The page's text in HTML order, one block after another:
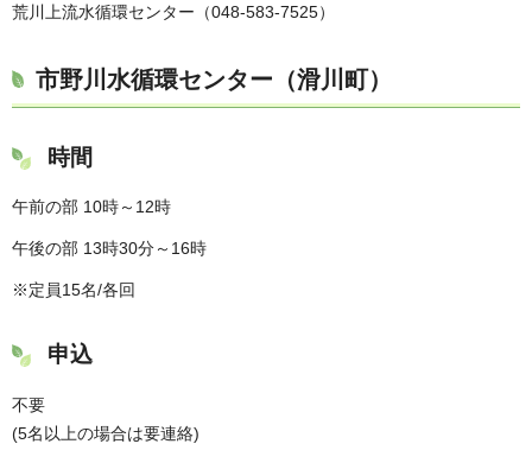
荒川上流水循環センター（048-583-7525）
市野川水循環センター（滑川町）
時間
午前の部 10時～12時
午後の部 13時30分～16時
※定員15名/各回
申込
不要
(5名以上の場合は要連絡)